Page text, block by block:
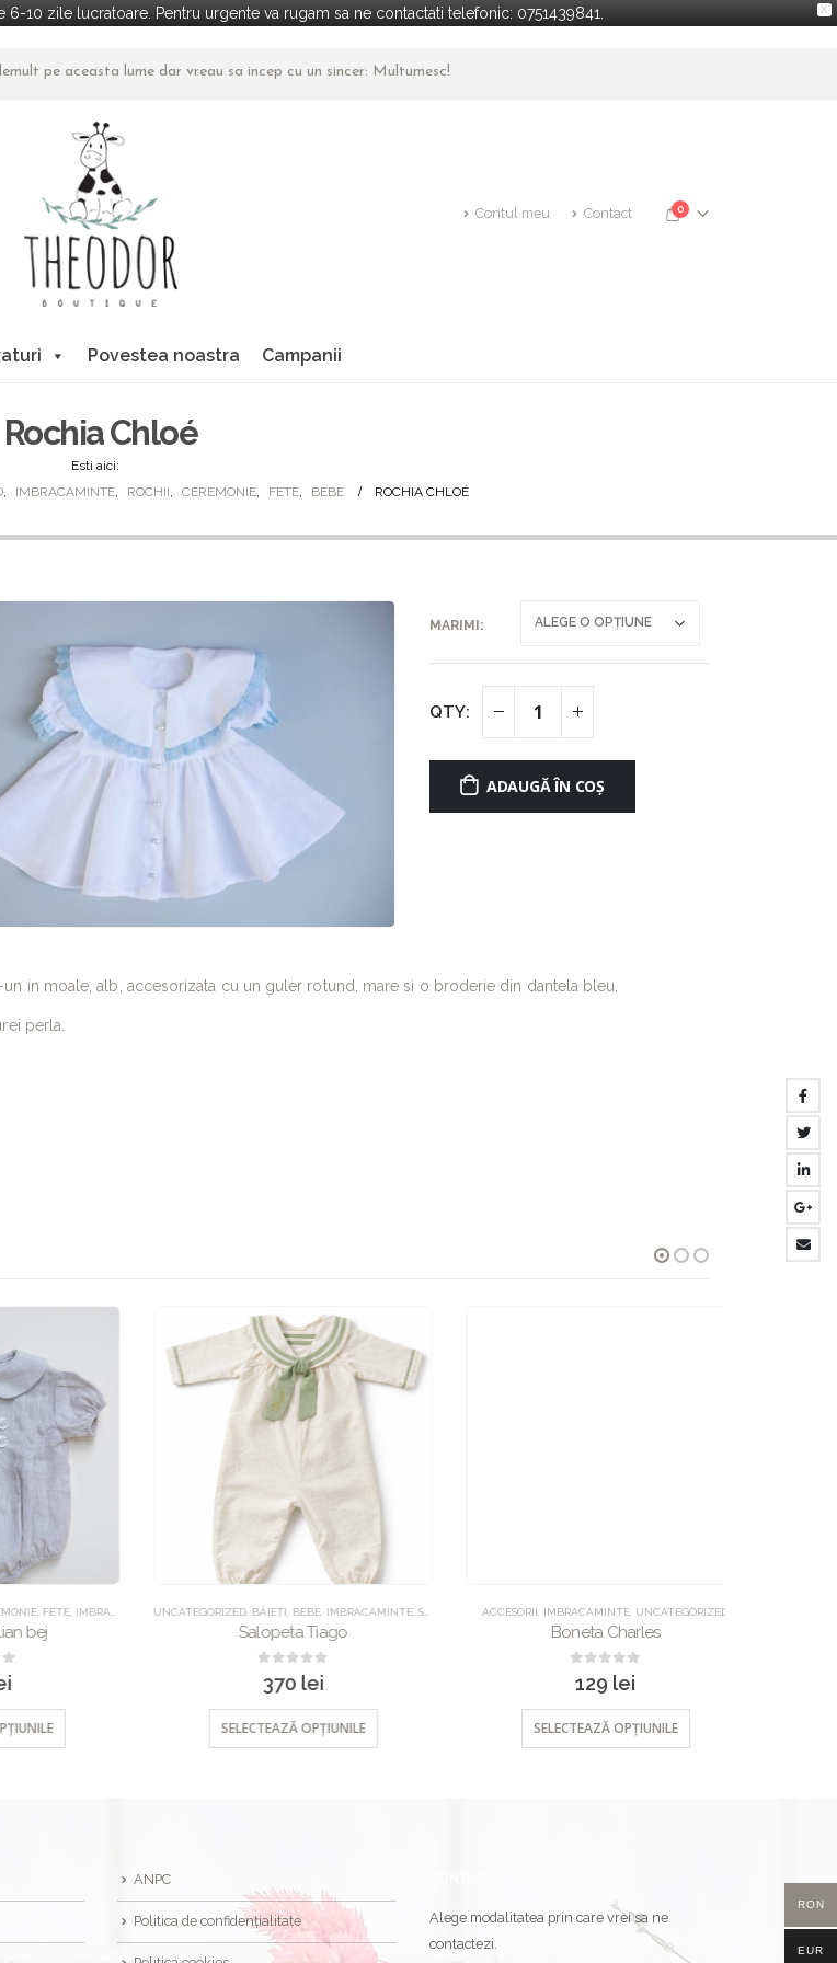
X
10 zile lucratoare. Pentru urgente va rugam sa ne contactati telefonic: 0751439841.
pe aceasta lume dar vreau sa incep cu un sincer: Multumesc!
Contul meu Contact 0
Povestea noastra Campanii
Rochia Chloé
Esti aici:
, IMBRACAMINTE, ROCHII, CEREMONIE, FETE, BEBE ROCHIA CHLOÉ
MARIMI
ADAUGĂ ÎN COȘ
un in moale, alb, accesorizata cu un guler rotund, mare si o broderie din dantela bleu.
perla.
,FETE, IMBRACAMINTE SALOPETE,UNCATEGORIZED
UNCATEGORIZED,BĂIEȚI ,BEBE, IMBRACAMINTE,SALOPETE
Salopeta Tiago
370lei
SELECTEAZĂ OPȚIUNILE
ACCESORII,IMBRACAMINTE,UNCATEGORIZED
Boneta Charles
129lei
SELECTEAZĂ OPȚIUNILE
ANPC
Politica de confidențialitate
Alege modalitatea prin care vrei sa ne
contactezi.
RON
EUR